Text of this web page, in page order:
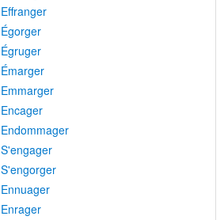
Effranger
Égorger
Égruger
Émarger
Emmarger
Encager
Endommager
S'engager
S'engorger
Ennuager
Enrager